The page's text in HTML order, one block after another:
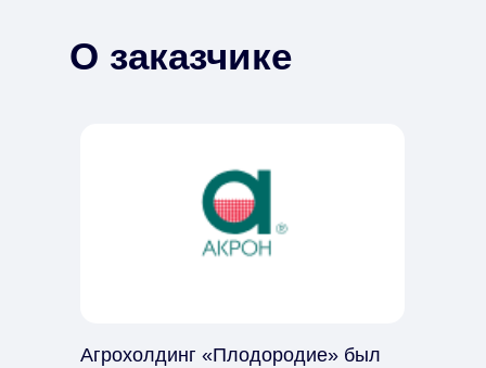
О заказчике
Агрохолдинг «Плодородие» был